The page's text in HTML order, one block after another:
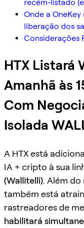
recém-listado
Onde a
liberação dos
Considerações
HTX Listará
Amanhã às
Com
Isolada
A HTX está
IA + cripto à sua
(Wallitelli). Além
também está
rastreadores de
habilitará